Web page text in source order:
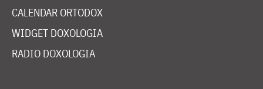
CALENDAR ORTODOX
WIDGET DOXOLOGIA
RADIO DOXOLOGIA